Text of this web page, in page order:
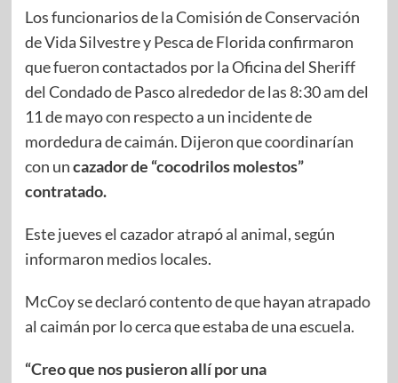
Los funcionarios de la Comisión de Conservación
de Vida Silvestre y Pesca de Florida confirmaron
que fueron contactados por la Oficina del Sheriff
del Condado de Pasco alrededor de las 8:30 am del
11 de mayo con respecto a un incidente de
mordedura de caimán. Dijeron que coordinarían
con uncazador de “cocodrilos molestos”
contratado.
Este jueves el cazador atrapó al animal, según
informaron medios locales.
McCoy se declaró contento de que hayan atrapado
al caimán por lo cerca que estaba de una escuela.
“Creo que nos pusieron allí por una